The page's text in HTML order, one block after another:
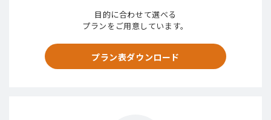
目的に合わせて選べる
プランをご用意しています。
プラン表ダウンロード